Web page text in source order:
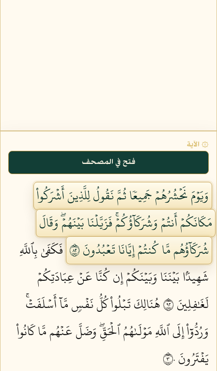
۞ الآية
فتح في المصحف
وَيَوۡمَ نَحۡشُرُهُمۡ جَمِيعٗا ثُمَّ نَقُولُ لِلَّذِينَ أَشۡرَكُواْ
مَكَانَكُمۡ أَنتُمۡ وَشُرَكَآؤُكُمۡۚ فَزَيَّلۡنَا بَيۡنَهُمۡۖ وَقَالَ
شُرَكَآؤُهُم مَّا كُنتُمۡ إِيَّانَا تَعۡبُدُونَ ٢٨
فَكَفَىٰ بِٱللَّهِ
شَهِيدَۢا بَيۡنَنَا وَبَيۡنَكُمۡ إِن كُنَّا عَنۡ عِبَادَتِكُمۡ
لَغَٰفِلِينَ ٢٩
هُنَالِكَ تَبۡلُواْ كُلُّ نَفۡسٖ مَّآ أَسۡلَفَتۡۚ
وَرُدُّوٓاْ إِلَى ٱللَّهِ مَوۡلَىٰهُمُ ٱلۡحَقِّۖ وَضَلَّ عَنۡهُم مَّا كَانُواْ
يَفۡتَرُونَ ٣٠